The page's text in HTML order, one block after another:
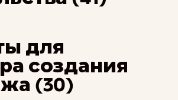
для
создания
(30)